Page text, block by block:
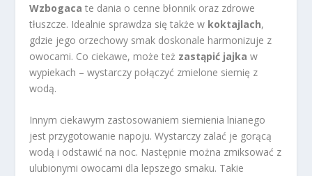
Wzbogaca te dania o cenne błonnik oraz zdrowe
tłuszcze. Idealnie sprawdza się także w koktajlach,
gdzie jego orzechowy smak doskonale harmonizuje z
owocami. Co ciekawe, może też zastąpić jajka w
wypiekach – wystarczy połączyć zmielone siemię z
wodą.
Innym ciekawym zastosowaniem siemienia lnianego
jest przygotowanie napoju. Wystarczy zalać je gorącą
wodą i odstawić na noc. Następnie można zmiksować z
ulubionymi owocami dla lepszego smaku. Takie